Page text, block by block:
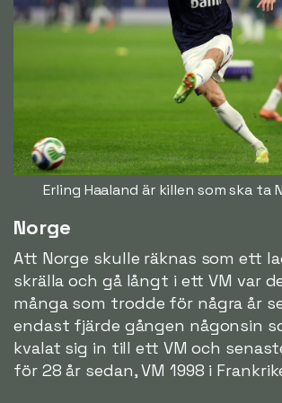
Erling Haaland är killen som ska ta
Norge
Att Norge skulle räknas som ett
skrälla och gå långt i ett VM var
många som trodde för några år
endast fjärde gången någonsin
kvalat sig in till ett VM och
för 28 år sedan, VM 1998 i